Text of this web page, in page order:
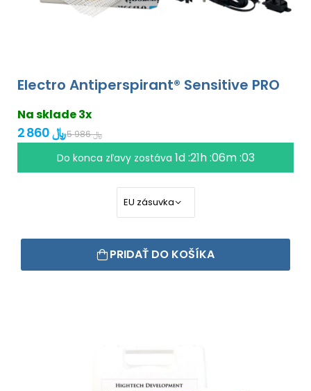
Electro Antiperspirant® Sensitive PRO
Na sklade 3x
2 860 ﷼ 5 986 ﷼
Do konca zľavy zostáva 1d :21h :06m :02
PRIDAŤ DO KOŠÍKA